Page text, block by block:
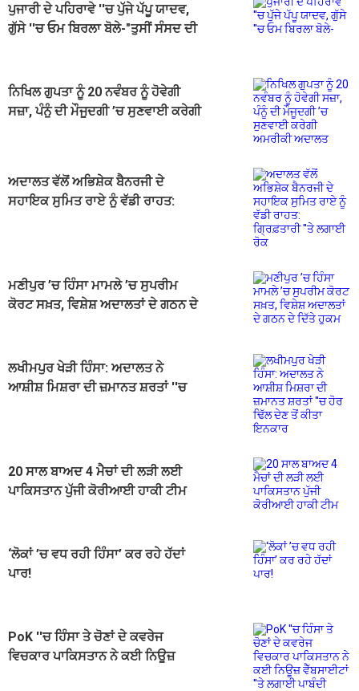
ਪੁਜਾਰੀ ਦੇ ਪਹਿਰਾਵੇ ''ਚ ਪੁੱਜੇ ਪੱਪੂ ਯਾਦਵ,
ਗੁੱਸੇ ''ਚ ਓਮ ਬਿਰਲਾ ਬੋਲੇ-"ਤੁਸੀਂ ਸੰਸਦ ਦੀ
ਨਿਖਿਲ ਗੁਪਤਾ ਨੂੰ 20 ਨਵੰਬਰ ਨੂੰ ਹੋਵੇਗੀ
ਸਜ਼ਾ, ਪੰਨੂੰ ਦੀ ਮੌਜੂਦਗੀ ’ਚ ਸੁਣਵਾਈ ਕਰੇਗੀ
ਅਦਾਲਤ ਵੱਲੋਂ ਅਭਿਸ਼ੇਕ ਬੈਨਰਜੀ ਦੇ
ਸਹਾਇਕ ਸੁਮਿਤ ਰਾਏ ਨੂੰ ਵੱਡੀ ਰਾਹਤ:
ਮਣੀਪੁਰ ’ਚ ਹਿੰਸਾ ਮਾਮਲੇ ’ਚ ਸੁਪਰੀਮ
ਕੋਰਟ ਸਖ਼ਤ, ਵਿਸ਼ੇਸ਼ ਅਦਾਲਤਾਂ ਦੇ ਗਠਨ ਦੇ
ਲਖੀਮਪੁਰ ਖੇੜੀ ਹਿੰਸਾ: ਅਦਾਲਤ ਨੇ
ਆਸ਼ੀਸ਼ ਮਿਸ਼ਰਾ ਦੀ ਜ਼ਮਾਨਤ ਸ਼ਰਤਾਂ ''ਚ
20 ਸਾਲ ਬਾਅਦ 4 ਮੈਚਾਂ ਦੀ ਲੜੀ ਲਈ
ਪਾਕਿਸਤਾਨ ਪੁੱਜੀ ਕੋਰੀਆਈ ਹਾਕੀ ਟੀਮ
‘ਲੋਕਾਂ ’ਚ ਵਧ ਰਹੀ ਹਿੰਸਾ’ ਕਰ ਰਹੇ ਹੱਦਾਂ
ਪਾਰ!
PoK ''ਚ ਹਿੰਸਾ ਤੇ ਚੋਣਾਂ ਦੇ ਕਵਰੇਜ
ਵਿਚਕਾਰ ਪਾਕਿਸਤਾਨ ਨੇ ਕਈ ਨਿਊਜ਼